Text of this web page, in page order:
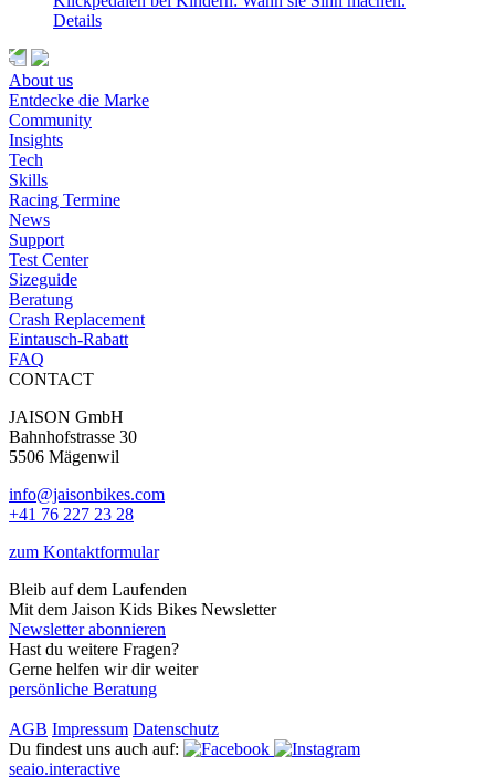
Details
About us
Entdecke die Marke
Community
Insights
Tech
Skills
Racing Termine
News
Support
Test Center
Sizeguide
Beratung
Crash Replacement
Eintausch-Rabatt
FAQ
CONTACT
JAISON GmbH
Bahnhofstrasse 30
5506 Mägenwil
info@jaisonbikes.com
+41 76 227 23 28
zum Kontaktformular
Bleib auf dem Laufenden
Mit dem Jaison Kids Bikes Newsletter
Newsletter abonnieren
Hast du weitere Fragen?
Gerne helfen wir dir weiter
persönliche Beratung
AGB Impressum Datenschutz
Du findest uns auch auf:
seaio.interactive